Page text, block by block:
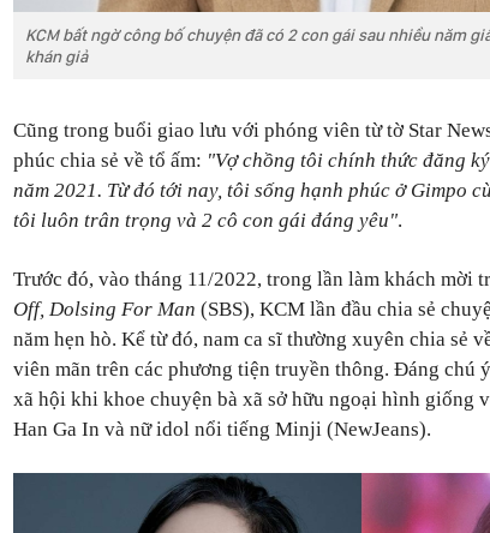
KCM bất ngờ công bố chuyện đã có 2 con gái sau nhiều năm
khán giả
Cũng trong buổi giao lưu với phóng viên từ tờ Star
phúc chia sẻ về tổ ấm: "Vợ chồng tôi chính thức đăng
năm 2021. Từ đó tới nay, tôi sống hạnh phúc ở Gimpo
tôi luôn trân trọng và 2 cô con gái đáng yêu".
Trước đó, vào tháng 11/2022, trong lần làm khách mời
Off, Dolsing For Man (SBS), KCM lần đầu chia sẻ
năm hẹn hò. Kể từ đó, nam ca sĩ thường xuyên chia sẻ
viên mãn trên các phương tiện truyền thông. Đáng chú
xã hội khi khoe chuyện bà xã sở hữu ngoại hình giống
Han Ga In và nữ idol nổi tiếng Minji (NewJeans).